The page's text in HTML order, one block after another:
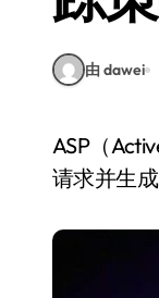
由 dawei
ASP（Active Server Pages）是一种用于创建动态网页的技术，它允许开发者在服务器端处理用户
请求并生